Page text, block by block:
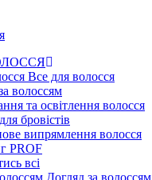
Все для волосся
волоссям
та освітлення волосся
бровістів
випрямлення волосся
PROF
всі
Догляд за волоссям